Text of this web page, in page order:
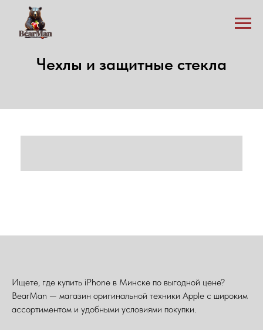
Чехлы и защитные стекла
Ищете, где купить iPhone в Минске по выгодной цене?
BearMan — магазин оригинальной техники Apple с широким
ассортиментом и удобными условиями покупки.